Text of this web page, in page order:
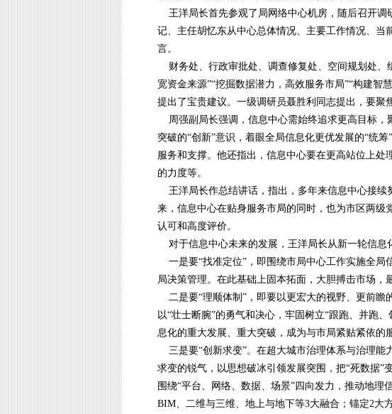
王洋局长首先参观了局网络中心机房，随后召开调
记、主任胡忆东从中心总体情况、主要工作情况、
言。
财务处、行政审批处、调查修复处、空间规划处、
宽资金来源”“挖掘数据潜力，高效服务市局”“构建智
提出了宝贵建议。一级调研员聂胜利同志提出，要聚
周强副局长强调，信息中心需始终追求更高目标，
突破的“创新”意识，着眼全局信息化更优发展的“统
服务和支撑。他还指出，信息中心要在更高站位上
的力度等。
王洋局长作总结讲话，指出，多年来信息中心接续
来，信息中心在贴身服务市局的同时，也为市区两
认可和高度评价。
对于信息中心未来的发展，王洋局长从新一轮信息
一是要“找准定位”，即围绕市局中心工作实施全局
局决策管理。在此基础上固本拓面，大胆搏击市场，
二是要“理顺体制”，即要以更宏大的视野、更前瞻
以“壮士断腕”的勇气和决心，牢固树立“跟跑、并跑
息化的重大发展、重大突破，成为与市局紧贴紧依的
三是要“创新求变”。在超大城市治理体系与治理能
求变的锐气，以思想破冰引领发展突围，把“死数据”
围绕“平台、网络、数据、场景”四向发力，推动地
BIM、二维与三维、地上与地下等3大融合；锚定2大